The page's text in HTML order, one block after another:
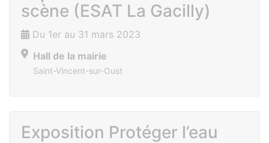
scène (ESAT La Gacilly)
Du 1er au 31 mars 2023
Hall de la mairie
Saint-Vincent-sur-Oust
Exposition Protéger l’eau